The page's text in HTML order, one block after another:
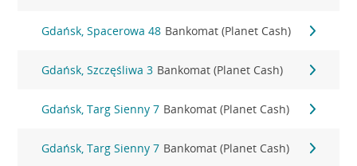
Gdańsk, Spacerowa 48 Bankomat (Planet Cash)
Gdańsk, Szczęśliwa 3 Bankomat (Planet Cash)
Gdańsk, Targ Sienny 7 Bankomat (Planet Cash)
Gdańsk, Targ Sienny 7 Bankomat (Planet Cash)